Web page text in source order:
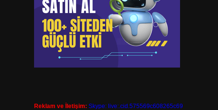
Reklam ve İletişim: Skype: live:.cid.575569c608265c69